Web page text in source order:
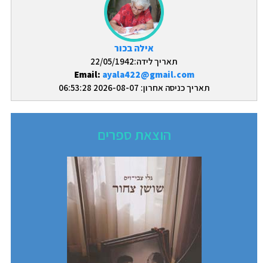
אילה בכור
תאריך לידה:22/05/1942
Email: ayala422@gmail.com
תאריך כניסה אחרון: 2026-08-07 06:53:28
הוצאת ספרים